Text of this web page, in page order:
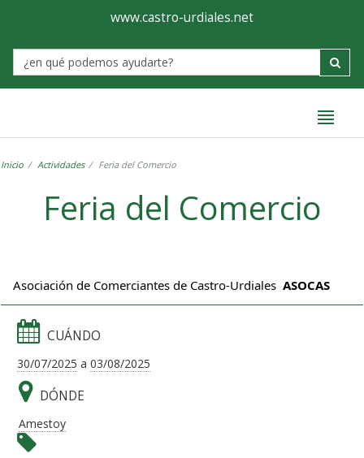
Ayuntamiento
de
Castro-
www.castro-urdiales.net
Label
Inicio Actividades Feria del Comercio
Feria del Comercio
Asociación de Comerciantes de Castro-Urdiales ASOCAS
CUÁNDO
30/07/2025 a 03/08/2025
DÓNDE
Amestoy